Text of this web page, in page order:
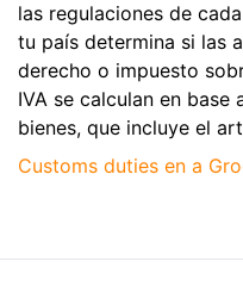
las regulaciones de
tu país determina si las
derecho o impuesto
IVA se calculan en base
bienes, que incluye el
Customs duties en a